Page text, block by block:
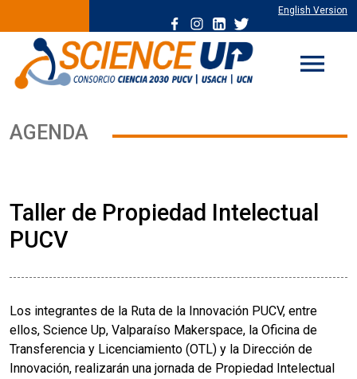
English Version
menu
AGENDA
Taller de Propiedad Intelectual
PUCV
Los integrantes de la Ruta de la Innovación PUCV, entre
ellos, Science Up, Valparaíso Makerspace, la Oficina de
Transferencia y Licenciamiento (OTL) y la Dirección de
Innovación, realizarán una jornada de Propiedad Intelectual